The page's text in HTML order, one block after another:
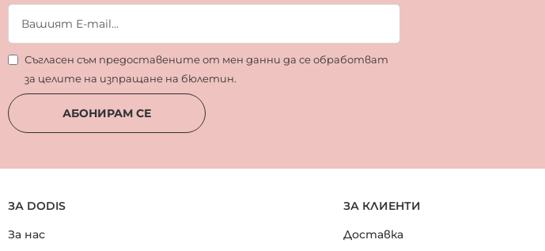
Съгласен съм предоставените от мен данни да се обработват
за целите на изпращане на бюлетин.
АБОНИРАМ СЕ
ЗА DODIS
За нас
ЗА КЛИЕНТИ
Доставка